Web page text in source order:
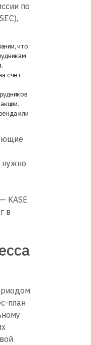
по
что
счет
или
нужно
KASE
в
план